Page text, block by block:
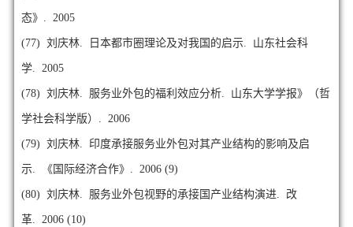
态》. 2005
(77) 刘庆林. 日本都市圈理论及对我国的启示. 山东社会科
学. 2005
(78) 刘庆林. 服务业外包的福利效应分析. 山东大学学报》（哲
学社会科学版）. 2006
(79) 刘庆林. 印度承接服务业外包对其产业结构的影响及启
示. 《国际经济合作》. 2006 (9)
(80) 刘庆林. 服务业外包视野的承接国产业结构演进. 改
革. 2006 (10)